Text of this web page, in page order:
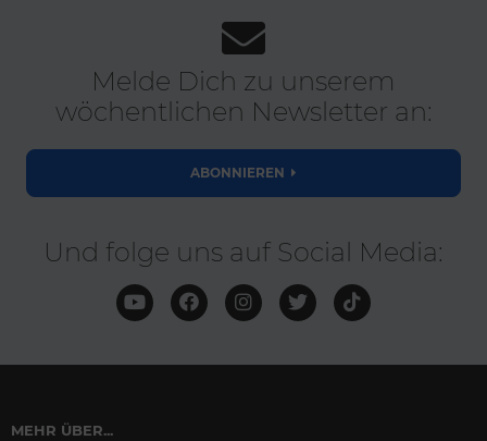
Melde Dich zu unserem
wöchentlichen Newsletter an:
ABONNIEREN
Und folge uns auf Social Media:
MEHR ÜBER...